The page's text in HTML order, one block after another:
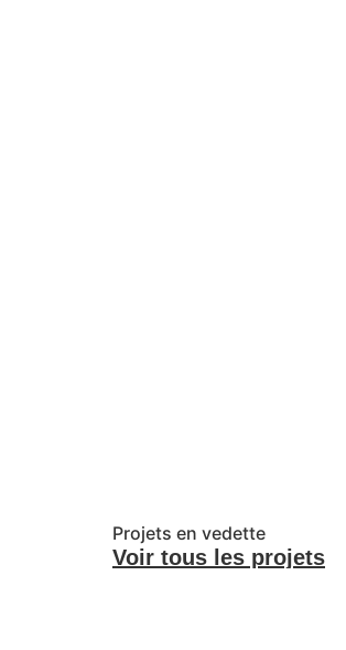
Projets en vedette
Voir tous les projets